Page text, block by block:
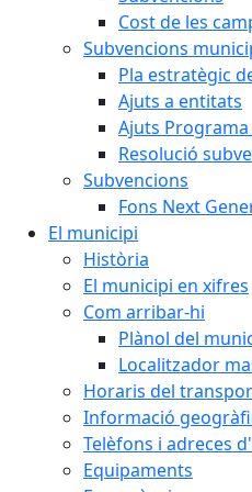
Cost de les
Subvencions
Pla estratègic
Ajuts a entitats
Ajuts
Resolució
Subvencions
Fons Next
El municipi
Història
El municipi en xifres
Com arribar-hi
Plànol del
Localitzador
Horaris del
Informació
Telèfons i adreces
Equipaments